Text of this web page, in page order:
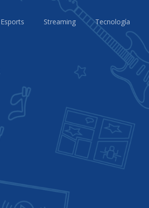
Esports Streaming Tecnología